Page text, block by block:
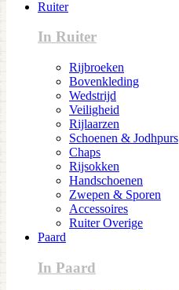
Ruiter
In Ruiter
Rijbroeken
Bovenkleding
Wedstrijd
Veiligheid
Rijlaarzen
Schoenen & Jodhpurs
Chaps
Rijsokken
Handschoenen
Zwepen & Sporen
Accessoires
Ruiter Overige
Paard
In Paard